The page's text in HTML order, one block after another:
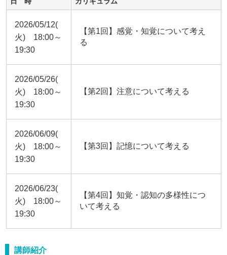
2026/05/12(
火) 18:00～
19:30
【第1回】感覚・知覚について考え
る
2026/05/26(
火) 18:00～
19:30
【第2回】注意について考える
2026/06/09(
火) 18:00～
19:30
【第3回】記憶について考える
2026/06/23(
火) 18:00～
19:30
【第4回】知覚・認知の多様性につ
いて考える
講師紹介